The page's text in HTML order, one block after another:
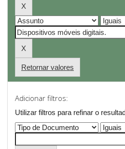
Retornar valores
Adicionar filtros:
Utilizar filtros para refinar o